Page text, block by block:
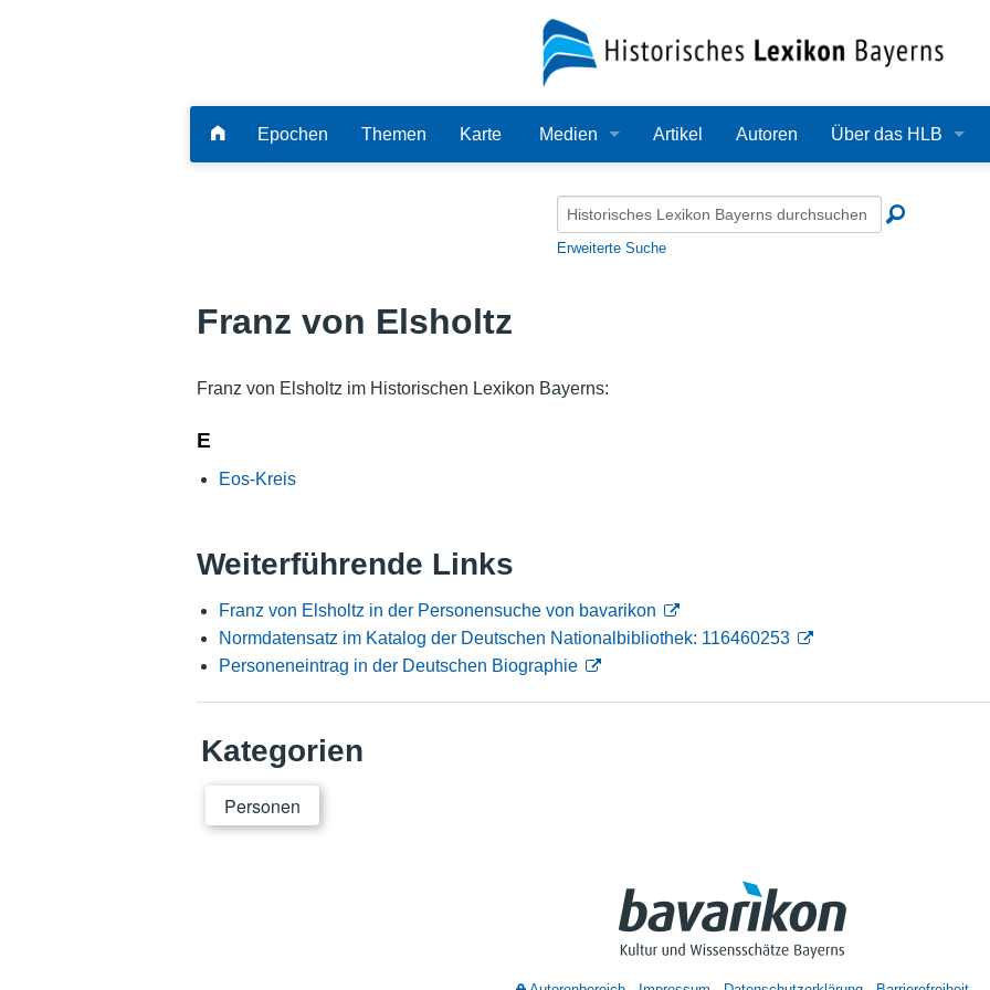
Epochen Themen Karte Medien
Audio
Alle Dateien
Artikel Autoren Über das HLB
Redaktion
Erweiterte Suche
Franz von Elsholtz
Franz von Elsholtz im Historischen Lexikon Bayerns:
E
Eos-Kreis
Weiterführende Links
Franz von Elsholtz in der Personensuche von bavarikon
Normdatensatz im Katalog der Deutschen Nationalbibliothek: 116460253
Personeneintrag in der Deutschen Biographie
Kategorien
Personen